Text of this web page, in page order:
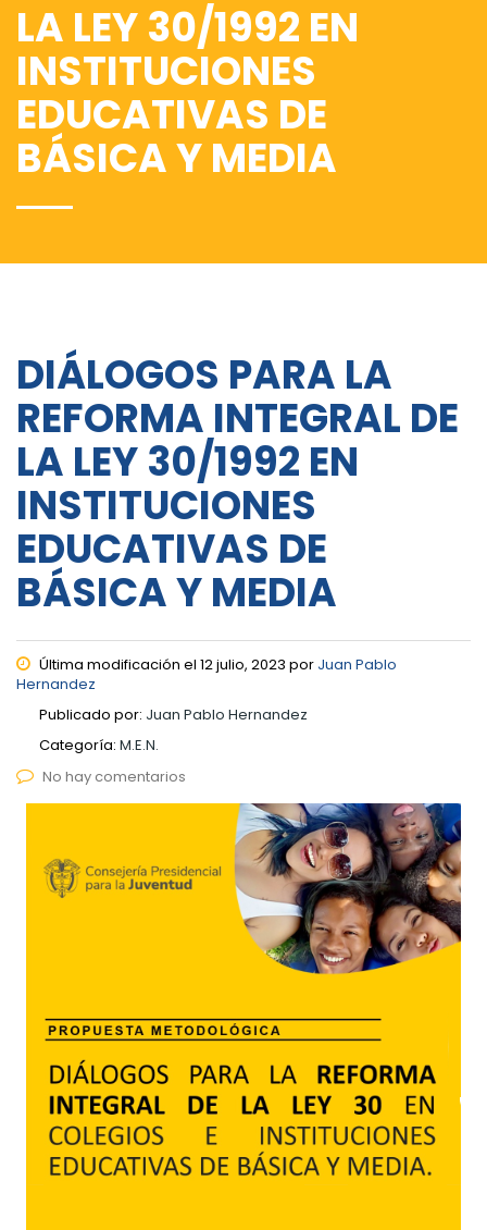
LA LEY 30/1992 EN
INSTITUCIONES
EDUCATIVAS DE
BÁSICA Y MEDIA
DIÁLOGOS PARA LA
REFORMA INTEGRAL DE
LA LEY 30/1992 EN
INSTITUCIONES
EDUCATIVAS DE
BÁSICA Y MEDIA
Última modificación el 12 julio, 2023 por Juan Pablo
Hernandez
Publicado por: Juan Pablo Hernandez
Categoría: M.E.N.
No hay comentarios